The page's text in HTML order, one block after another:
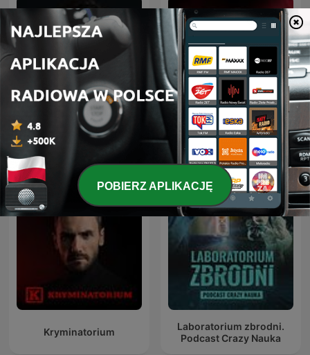
Opowiem Ci historię Olga Herring True Crime
Kryminatorium
Laboratorium zbrodni.
Podcast Crazy Nauka
POBIERZ APLIKACJĘ